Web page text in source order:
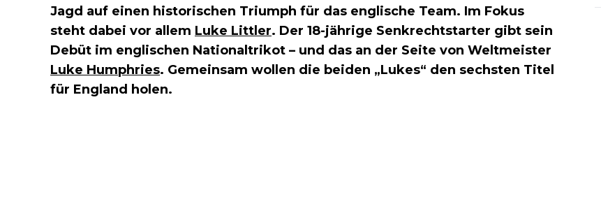
Jagd auf einen historischen Triumph für das englische Team. Im Fokus
steht dabei vor allem Luke Littler. Der 18-jährige Senkrechtstarter gibt sein
Debüt im englischen Nationaltrikot – und das an der Seite von Weltmeister
Luke Humphries. Gemeinsam wollen die beiden „Lukes“ den sechsten Titel
für England holen.